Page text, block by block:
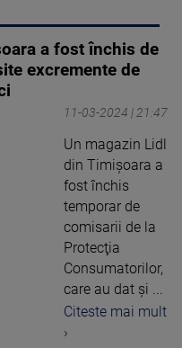
a fost închis de
excremente de
11-03-2024 | 21:47
Un magazin Lidl
din Timişoara a
fost închis
temporar de
comisarii de la
Protecţia
Consumatorilor,
care au dat şi ...
Citeste mai mult
›